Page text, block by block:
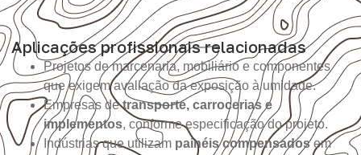
Aplicações profissionais relacionadas
Projetos de marcenaria, mobiliário e componentes
que exigem avaliação da exposição à umidade.
Empresas detransporte, carrocerias e
implementos, conforme especificação do projeto.
Indústrias que utilizam painéis compensadosem